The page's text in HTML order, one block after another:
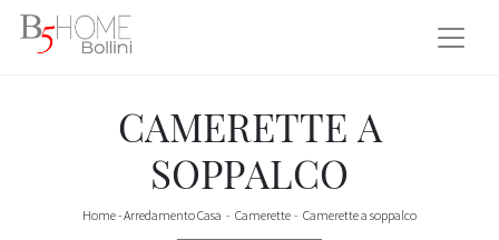
CAMERETTE A
SOPPALCO
Home-Arredamento Casa - Camerette - Camerette a soppalco